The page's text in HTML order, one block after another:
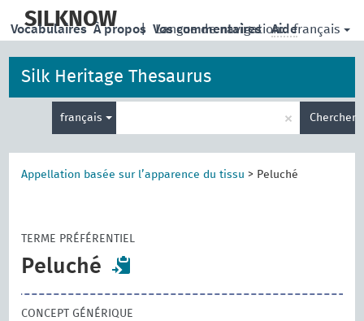
main
SILKNOW | Langue de navigation: français
Vocabulaires À propos Vos commentaires Aide
Silk Heritage Thesaurus
français
de
recherche
× Chercher
Appellation basée sur l’apparence du tissu > Peluché
TERME PRÉFÉRENTIEL
Peluché
CONCEPT GÉNÉRIQUE